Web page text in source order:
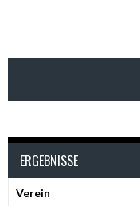
ERGEBNISSE
Verein